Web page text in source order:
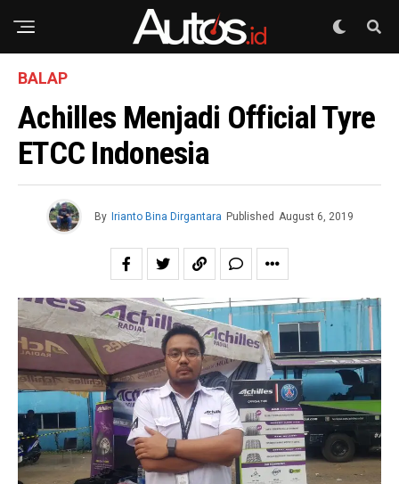
BALAP
Achilles Menjadi Official Tyre
ETCC Indonesia
By Irianto Bina Dirgantara Published August 6, 2019